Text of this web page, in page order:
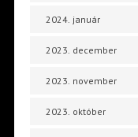
2024. január
2023. december
2023. november
2023. október